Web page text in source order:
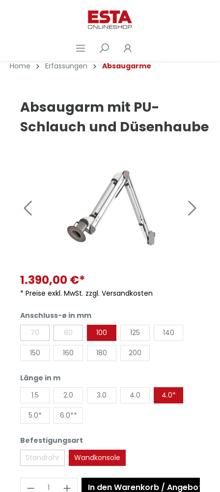
Home Erfassungen Absaugarme
Absaugarm mit PU-
Schlauch und Düsenhaube
1.390,00 €*
* Preise exkl. MwSt. zzgl. Versandkosten
Anschluss-ø in mm
70
80 100 125 140
150 160 180 200
Länge in m
1.5
2.0 3.0 4.0 4.0*
5.0* 6.0**
Befestigungsart
Standrohr
Wandkonsole
In den Warenkorb / Angebot